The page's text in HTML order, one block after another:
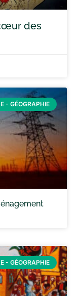
des
- GÉOGRAPHIE
- GÉOGRAPHIE